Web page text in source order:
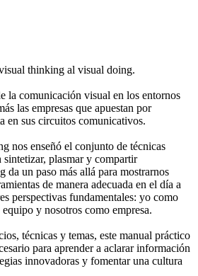
thinking al visual doing.
la comunicación visual en los entornos
las empresas que apuestan por
en sus circuitos comunicativos.
nos enseñó el conjunto de técnicas
sintetizar, plasmar y compartir
un paso más allá para mostrarnos
de manera adecuada en el día a
perspectivas fundamentales: yo como
y nosotros como empresa.
técnicas y temas, este manual práctico
para aprender a aclarar información
innovadoras y fomentar una cultura